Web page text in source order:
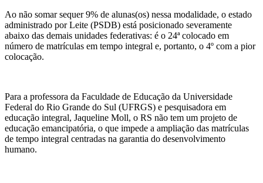
Ao não somar sequer 9% de alunas(os) nessa modalidade, o estado
administrado por Leite (PSDB) está posicionado severamente
abaixo das demais unidades federativas: é o 24ª colocado em
número de matrículas em tempo integral e, portanto, o 4º com a pior
colocação.
Para a professora da Faculdade de Educação da Universidade
Federal do Rio Grande do Sul (UFRGS) e pesquisadora em
educação integral, Jaqueline Moll, o RS não tem um projeto de
educação emancipatória, o que impede a ampliação das matrículas
de tempo integral centradas na garantia do desenvolvimento
humano.